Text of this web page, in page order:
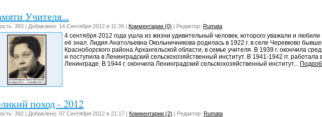
Учителя...
393 | Добавлено: 14 Сентября 2012 в 11:39 | Комментарии (0) | Редактор: Rumata
4 сентября 2012 года ушла из жизни удивительный человек, которого уважали и любили
её знал. Лидия Анатольевна Окольничникова родилась в 1922 г. в селе Черевково
Красноборского района Архангельской области, в семье учителя. В 1939 г. окончила
и поступила в Ленинградский сельскохозяйственный институт. В 1941-1942 гг. работала
Ленинграде. В 1944 г. окончила Ленинградский сельскохозяйственный институт...
поход - 2012
392 | Добавлено: 07 Сентября 2012 в 21:17 | Комментарии (2) | Редактор: Rumata